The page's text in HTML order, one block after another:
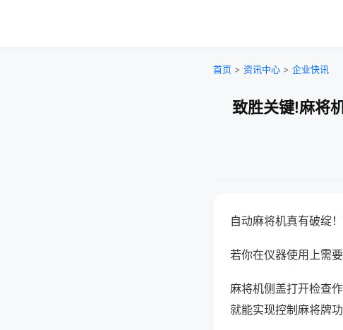
首页 > 资讯中心 > 企业快讯
致胜关键!麻将
自动麻将机真有破绽
若你在仪器使用上需
麻将机侧盖打开检查
就能实现控制麻将牌